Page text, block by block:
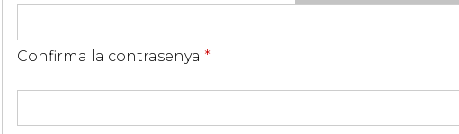
Confirma la contrasenya *